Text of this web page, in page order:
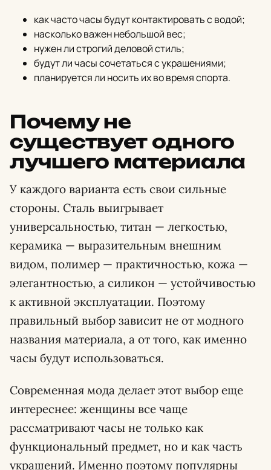
как часто часы будут контактировать с водой;
насколько важен небольшой вес;
нужен ли строгий деловой стиль;
будут ли часы сочетаться с украшениями;
планируется ли носить их во время спорта.
Почему не
существует одного
лучшего материала
У каждого варианта есть свои сильные
стороны. Сталь выигрывает
универсальностью, титан — легкостью,
керамика — выразительным внешним
видом, полимер — практичностью, кожа —
элегантностью, а силикон — устойчивостью
к активной эксплуатации. Поэтому
правильный выбор зависит не от модного
названия материала, а от того, как именно
часы будут использоваться.
Современная мода делает этот выбор еще
интереснее: женщины все чаще
рассматривают часы не только как
функциональный предмет, но и как часть
украшений. Именно поэтому популярны